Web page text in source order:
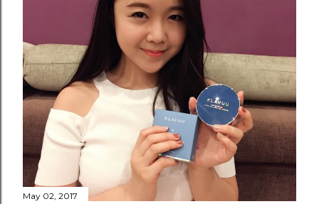
May 02, 2017